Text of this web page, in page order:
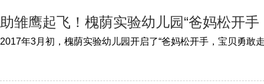
助雏鹰起飞！槐荫实验幼儿园“爸妈松开